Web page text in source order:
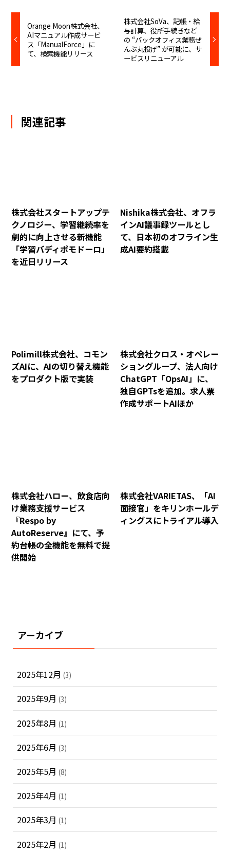
Orange Moon株式会社、
AIマニュアル作成サービ
ス「ManualForce」に
て、検索機能リリース
株式会社SoVa、記帳・給
与計算、役所手続きなど
の “バックオフィス業務ぜ
んぶ丸投げ” が可能に、サ
ービスリニューアル
関連記事
株式会社スタートアップテ
クノロジー、学習継続率を
劇的に向上させる新機能
「学習バディポモドーロ」
を近日リリース
Nishika株式会社、オフラ
インAI議事録ツールとし
て、日本初のオフライン生
成AI要約搭載
Polimill株式会社、コモン
ズAIに、AIの切り替え機能
をプロダクト版で実装
株式会社クロス・オペレー
ショングループ、法人向け
ChatGPT「OpsAI」に、
独自GPTsを追加。求人票
作成サポートAIほか
株式会社ハロー、飲食店向
け業務支援サービス
『Respo by
AutoReserve』にて、予
約台帳の全機能を無料で提
供開始
株式会社VARIETAS、「AI
面接官」をキリンホールデ
ィングスにトライアル導入
アーカイブ
2025年12月 (3)
2025年9月 (3)
2025年8月 (1)
2025年6月 (3)
2025年5月 (8)
2025年4月 (1)
2025年3月 (1)
2025年2月 (1)